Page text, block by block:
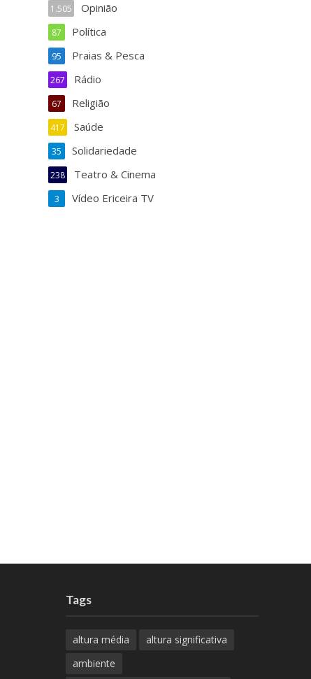
Opinião
1.505
Política
87
Praias & Pesca
95
Rádio
267
Religião
67
Saúde
417
Solidariedade
35
Teatro & Cinema
238
Vídeo Ericeira TV
3
Tags
altura média
altura significativa
ambiente